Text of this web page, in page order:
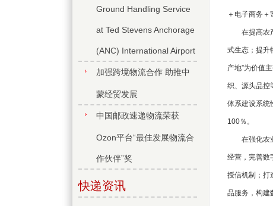
Ground Handling Service
at Ted Stevens Anchorage
(ANC) International Airport
加强跨境物流合作 助推中
蒙经贸发展
中国邮政速递物流荣获
Ozon平台“最佳发展物流合
作伙伴”奖
快递资讯
＋电子商务＋
在提高农产
式生态；提升
产地”为价值
织、源头品控
体系建设系统
100％。
在强化农业
经营，完善数
授信机制；打
品服务，构建